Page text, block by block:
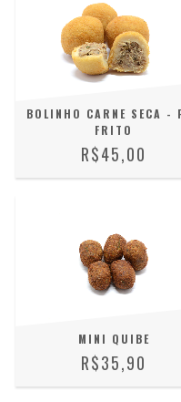
BOLINHO CARNE SECA -
FRITO
R$45,00
MINI QUIBE
R$35,90